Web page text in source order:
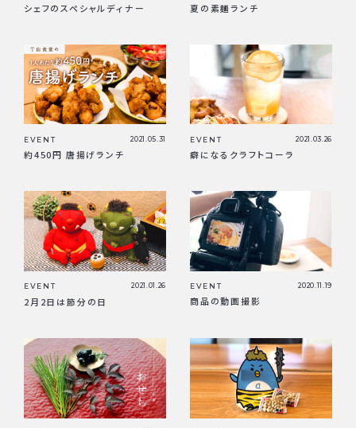
シェフのスペシャルディナー 夏の素麺ランチ
EVENT 2021.05.31
約450円 唐揚げランチ
EVENT 2021.03.26
癖になるクラフトコーラ
EVENT 2021.01.26
2月2日は節分の日
EVENT 2020.11.19
商品の動画撮影